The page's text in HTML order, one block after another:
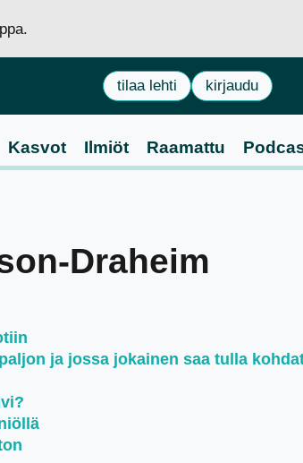
tilaa lehti kirjaudu
Kasvot Ilmiöt Raamattu
Draheim
ja jossa jokainen saa tulla